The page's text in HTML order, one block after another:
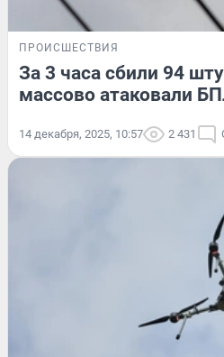
ПРОИСШЕСТВИЯ
За 3 часа сбили 94
массово атаковали
14 декабря, 2025, 10:57 2 431